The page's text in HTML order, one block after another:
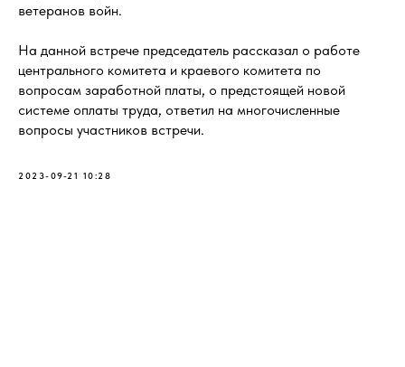
ветеранов войн.
На данной встрече председатель рассказал о работе
центрального комитета и краевого комитета по
вопросам заработной платы, о предстоящей новой
системе оплаты труда, ответил на многочисленные
вопросы участников встречи.
2023-09-21 10:28